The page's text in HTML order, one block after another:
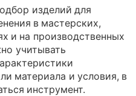
изделий для
в мастерских,
и на производственных
учитывать
материала и условия, в
инструмент.